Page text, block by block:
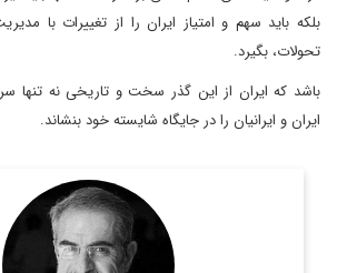
بلکه باید سهم و امتیاز ایران را از تغییرات با
تحولات، بگیرد.
باشد که ایران از این گذر سخت و تاریخی نه تنها
ایران و ایرانیان را در جایگاه شایسته خود بنشاند.
کارشناس، استراتژیست و تحلیلگر ارشد مسائل
سیاسی است.